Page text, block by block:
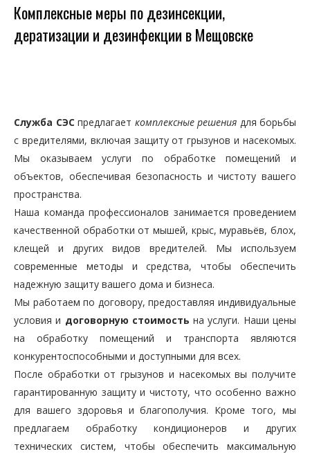
Комплексные меры по дезинсекции,
дератизации и дезинфекции в Мещовске
Служба СЭСпредлагает комплексные решения для борьбы
с вредителями, включая защиту от грызунов и насекомых.
Мы оказываем услуги по обработке помещений и
объектов, обеспечивая безопасность и чистоту вашего
пространства.
Наша команда профессионалов занимается проведением
качественной обработки от мышей, крыс, муравьёв, блох,
клещей и других видов вредителей. Мы используем
современные методы и средства, чтобы обеспечить
надежную защиту вашего дома и бизнеса.
Мы работаем по договору, предоставляя индивидуальные
условия и договорную стоимость на услуги. Наши цены
на обработку помещений и транспорта являются
конкурентоспособными и доступными для всех.
После обработки от грызунов и насекомых вы получите
гарантированную защиту и чистоту, что особенно важно
для вашего здоровья и благополучия. Кроме того, мы
предлагаем обработку кондиционеров и других
технических систем, чтобы обеспечить максимальную